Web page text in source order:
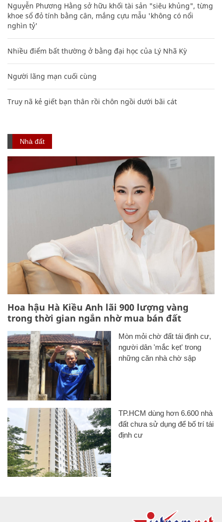
Nguyễn Phương Hằng sở hữu khối tài sản "siêu khủng", từng
khoe sổ đỏ tính bằng cân, mắng cựu mẫu 'không có nổi
nghìn tỷ'
Nhiều điểm bất thường ở bằng đại học của Lý Nhã Kỳ
Người lãng mạn cuối cùng
Truy nã kẻ giết bạn thân rồi chôn ngồi dưới bãi cát
Nhà đất
Hoa hậu Hà Kiều Anh lãi 900 lượng vàng
trong thời gian ngắn nhờ mua bán đất
Mòn mỏi chờ đất tái định cư,
người dân 'mắc kẹt' trong
những căn nhà chờ sập
TP.HCM dùng hơn 6.600 nhà
đất chưa sử dụng để bố trí tái
định cư